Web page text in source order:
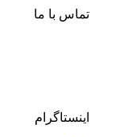
تماس با ما
اینستاگرام